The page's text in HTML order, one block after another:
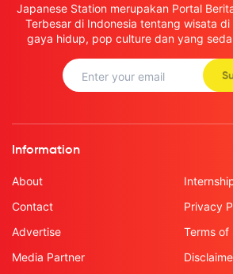
Japanese Station merupakan Portal
Terbesar di Indonesia tentang wisata
gaya hidup, pop culture dan yang
Information
About
Contact
Advertise
Media Partner
Privacy
Terms of